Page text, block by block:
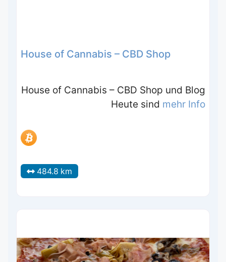
House of Cannabis – CBD Shop
House of Cannabis – CBD Shop und Blog
Heute sind mehr Info
484.8 km